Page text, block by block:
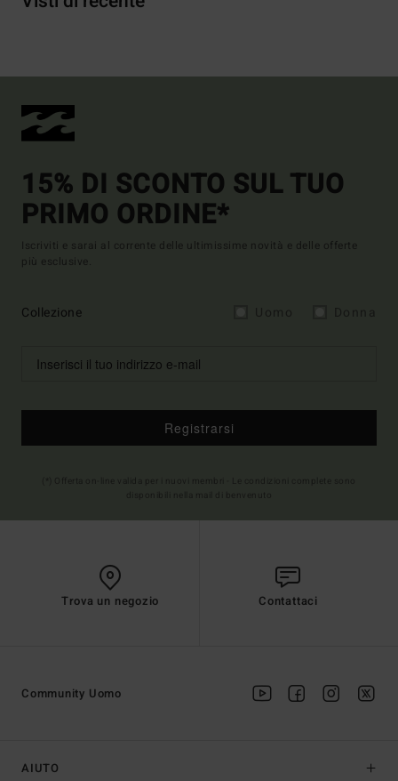
15% DI SCONTO SUL TUO
PRIMO ORDINE*
Iscriviti e sarai al corrente delle ultimissime novità e delle offerte
più esclusive.
Collezione
Registrarsi
Trova un negozio Contattaci
AIUTO
Community Uomo